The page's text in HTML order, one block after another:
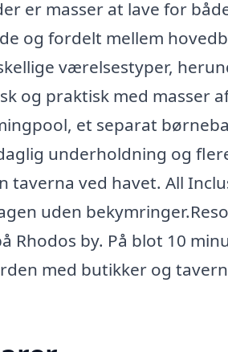
er masser at lave for
og fordelt mellem
værelsestyper,
og praktisk med masser
et separat
underholdning og
taverna ved havet. All
uden
Rhodos by. På blot 10
med butikker og